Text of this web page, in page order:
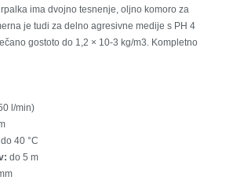
ima dvojno tesnenje, oljno komoro za
je tudi za delno agresivne medije s PH 4
gostoto do 1,2 × 10-3 kg/m3. Kompletno
l/min)
do 40 °C
do 5 m